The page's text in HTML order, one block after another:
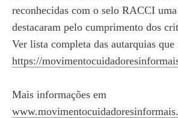
reconhecidas com o selo RACCI
destacaram pelo cumprimento dos
Ver lista completa das autarquias que
https://
Mais informações em